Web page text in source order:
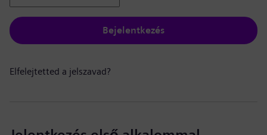
Bejelentkezés
Elfelejtetted a jelszavad?